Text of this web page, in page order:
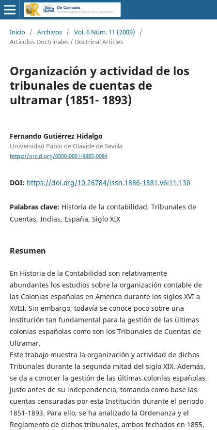
Inicio / Archivos / Vol. 6 Núm. 11 (2009)
/
Artículos Doctrinales / Doctrinal Articles
Organización y actividad de los
tribunales de cuentas de
ultramar (1851- 1893)
Fernando Gutiérrez Hidalgo
Universidad Pablo de Olavide de Sevilla
https://orcid.org/0000-0001-9885-0094
DOI: https://doi.org/10.26784/issn.1886-1881.v6i11.130
Palabras clave: Historia de la contabilidad, Tribunales de
Cuentas, Indias, España, Siglo XIX
Resumen
En Historia de la Contabilidad son relativamente
abundantes los estudios sobre la organización contable de
las Colonias españolas en América durante los siglos XVI a
XVIII. Sin embargo, todavía se conoce poco sobre una
institución tan fundamental para la gestión de las últimas
colonias españolas como son los Tribunales de Cuentas de
Ultramar.
Este trabajo muestra la organización y actividad de dichos
Tribunales durante la segunda mitad del siglo XIX. Además,
se da a conocer la gestión de las últimas colonias españolas,
justo antes de su independencia, tomando como base las
cuentas censuradas por esta Institución durante el periodo
1851-1893. Para ello, se ha analizado la Ordenanza y el
Reglamento de dichos tribunales, ambos fechados en 1855,